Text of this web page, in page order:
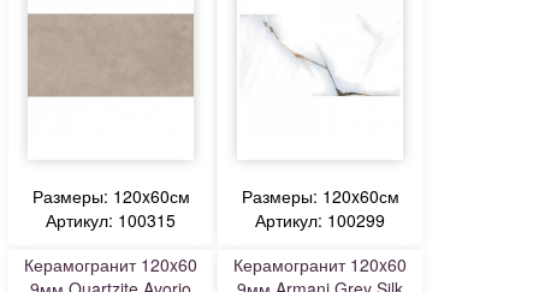
Размеры: 120x60см
Артикул: 100315
Размеры: 120x60см
Артикул: 100299
Керамогранит 120x60
Керамогранит 120x60